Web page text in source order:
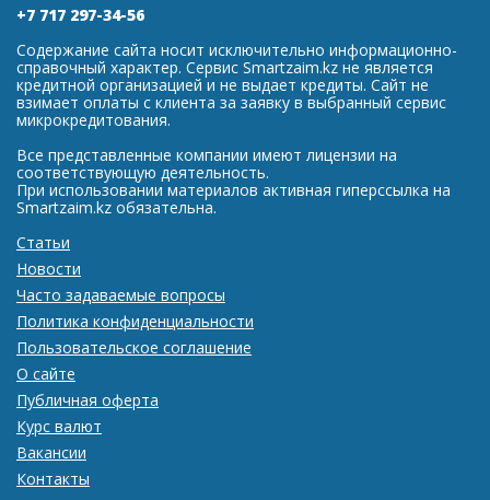
+7 717 297-34-56
Содержание сайта носит исключительно информационно-
справочный характер. Сервис Smartzaim.kz не является
кредитной организацией и не выдает кредиты. Сайт не
взимает оплаты с клиента за заявку в выбранный сервис
микрокредитования.
Все представленные компании имеют лицензии на
соответствующую деятельность.
При использовании материалов активная гиперссылка на
Smartzaim.kz обязательна.
Статьи
Новости
Часто задаваемые вопросы
Политика конфиденциальности
Пользовательское соглашение
О сайте
Публичная оферта
Курс валют
Вакансии
Контакты